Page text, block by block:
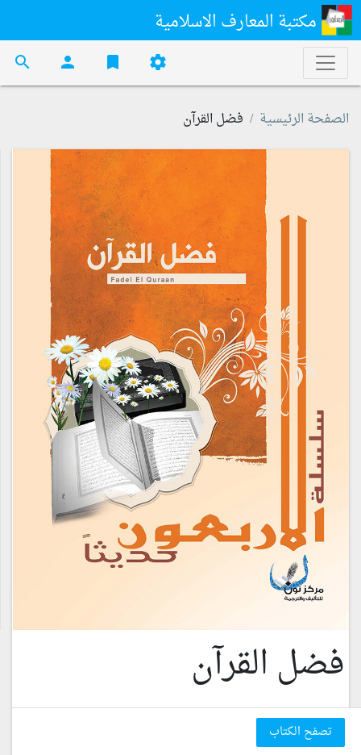
مكتبة المعارف الاسلامية
settings
bookmark
person
search
الصفحة الرئيسية فضل القرآن
فضل القرآن
تصفح الكتاب